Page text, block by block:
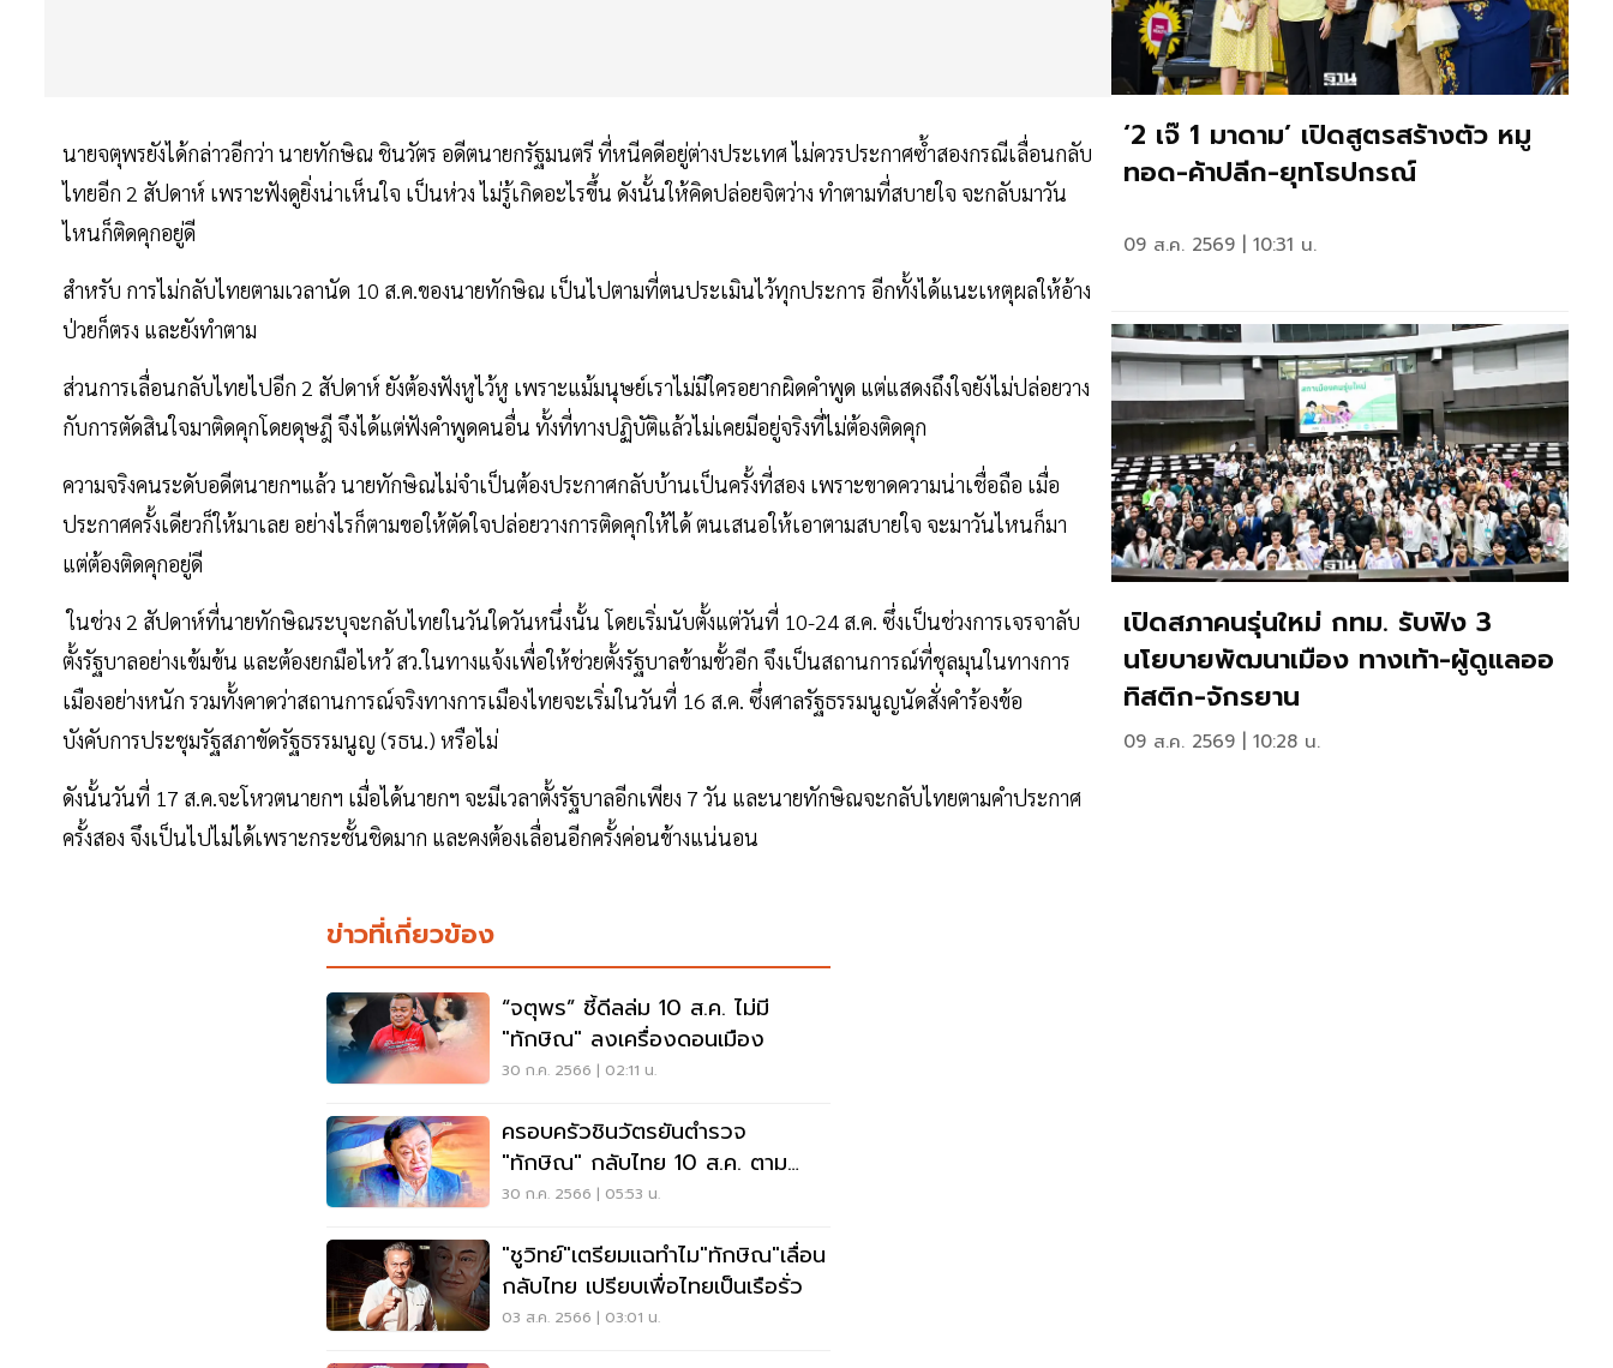
นายจตุพรยังได้กล่าวอีกว่า นายทักษิณ ชินวัตร อดีตนายกรัฐมนตรี ที่หนีคดีอยู่ต่างประเทศ ไม่ควรประกาศซ้ำสองกรณีเลื่อนกลับ
ไทยอีก 2 สัปดาห์ เพราะฟังดูยิ่งน่าเห็นใจ เป็นห่วง ไม่รู้เกิดอะไรขึ้น ดังนั้นให้คิดปล่อยจิตว่าง ทำตามที่สบายใจ จะกลับมาวัน
ไหนก็ติดคุกอยู่ดี
สำหรับ การไม่กลับไทยตามเวลานัด 10 ส.ค.ของนายทักษิณ เป็นไปตามที่ตนประเมินไว้ทุกประการ อีกทั้งได้แนะเหตุผลให้อ้าง
ป่วยก็ตรง และยังทำตาม
ส่วนการเลื่อนกลับไทยไปอีก 2 สัปดาห์ ยังต้องฟังหูไว้หู เพราะแม้มนุษย์เราไม่มีใครอยากผิดคำพูด แต่แสดงถึงใจยังไม่ปล่อยวาง
กับการตัดสินใจมาติดคุกโดยดุษฎี จึงได้แต่ฟังคำพูดคนอื่น ทั้งที่ทางปฏิบัติแล้วไม่เคยมีอยู่จริงที่ไม่ต้องติดคุก
ความจริงคนระดับอดีตนายกฯแล้ว นายทักษิณไม่จำเป็นต้องประกาศกลับบ้านเป็นครั้งที่สอง เพราะขาดความน่าเชื่อถือ เมื่อ
ประกาศครั้งเดียวก็ให้มาเลย อย่างไรก็ตามขอให้ตัดใจปล่อยวางการติดคุกให้ได้ ตนเสนอให้เอาตามสบายใจ จะมาวันไหนก็มา
แต่ต้องติดคุกอยู่ดี
ในช่วง 2 สัปดาห์ที่นายทักษิณระบุจะกลับไทยในวันใดวันหนึ่งนั้น โดยเริ่มนับตั้งแต่วันที่ 10-24 ส.ค. ซึ่งเป็นช่วงการเจรจาลับ
ตั้งรัฐบาลอย่างเข้มข้น และต้องยกมือไหว้ สว.ในทางแจ้งเพื่อให้ช่วยตั้งรัฐบาลข้ามขั้วอีก จึงเป็นสถานการณ์ที่ชุลมุนในทางการ
เมืองอย่างหนัก รวมทั้งคาดว่าสถานการณ์จริงทางการเมืองไทยจะเริ่มในวันที่ 16 ส.ค. ซึ่งศาลรัฐธรรมนูญนัดสั่งคำร้องข้อ
บังคับการประชุมรัฐสภาขัดรัฐธรรมนูญ (รธน.) หรือไม่
ดังนั้นวันที่ 17 ส.ค.จะโหวตนายกฯ เมื่อได้นายกฯ จะมีเวลาตั้งรัฐบาลอีกเพียง 7 วัน และนายทักษิณจะกลับไทยตามคำประกาศ
ครั้งสอง จึงเป็นไปไม่ได้เพราะกระชั้นชิดมาก และคงต้องเลื่อนอีกครั้งค่อนข้างแน่นอน
ข่าวที่เกี่ยวข้อง
“จตุพร” ชี้ดีลล่ม 10 ส.ค. ไม่มี
"ทักษิณ" ลงเครื่องดอนเมือง
30 ก.ค. 2566 | 02:11 น.
ครอบครัวชินวัตรยันตำรวจ
"ทักษิณ" กลับไทย 10 ส.ค. ตาม
กำหนดเดิม
30 ก.ค. 2566 | 05:53 น.
"ชูวิทย์"เตรียมแฉทำไม"ทักษิณ"เลื่อน
กลับไทย เปรียบเพื่อไทยเป็นเรือรั่ว
03 ส.ค. 2566 | 03:01 น.
‘2 เจ๊ 1 มาดาม’ เปิดสูตรสร้างตัว หมู
ทอด-ค้าปลีก-ยุทโธปกรณ์
09 ส.ค. 2569 | 10:31 น.
เปิดสภาคนรุ่นใหม่ กทม. รับฟัง 3
นโยบายพัฒนาเมือง ทางเท้า-ผู้ดูแลออ
ทิสติก-จักรยาน
09 ส.ค. 2569 | 10:28 น.